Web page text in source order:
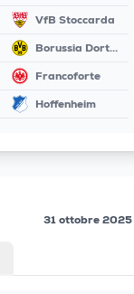
VfB Stoccarda
Borussia Dortmund
Francoforte
Hoffenheim
31 ottobre 2025